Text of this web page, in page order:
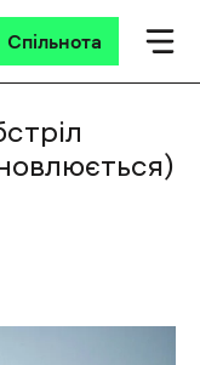
Спільнота